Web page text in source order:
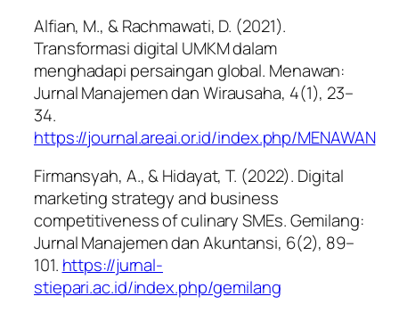
Alfian, M., & Rachmawati, D. (2021).
Transformasi digital UMKM dalam
menghadapi persaingan global. Menawan:
Jurnal Manajemen dan Wirausaha, 4(1), 23–
34.
https://journal.areai.or.id/index.php/MENAWAN
Firmansyah, A., & Hidayat, T. (2022). Digital
marketing strategy and business
competitiveness of culinary SMEs.Gemilang:
Jurnal Manajemen dan Akuntansi, 6(2), 89–
101. https://jurnal-
stiepari.ac.id/index.php/gemilang